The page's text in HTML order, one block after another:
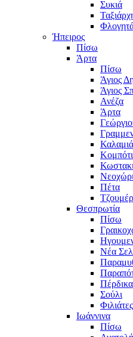
Συκιά
Ήπειρος
Πίσω
Άρτα
Πίσω
Άγιος
Άγιος
Ανέζα
Άρτα
Καλαμιά
Κομπότι
Νεοχώρι
Πέτα
Θεσπρωτία
Πίσω
Νέα
Πέρδικα
Σούλι
Φιλιάτες
Ιωάννινα
Πίσω